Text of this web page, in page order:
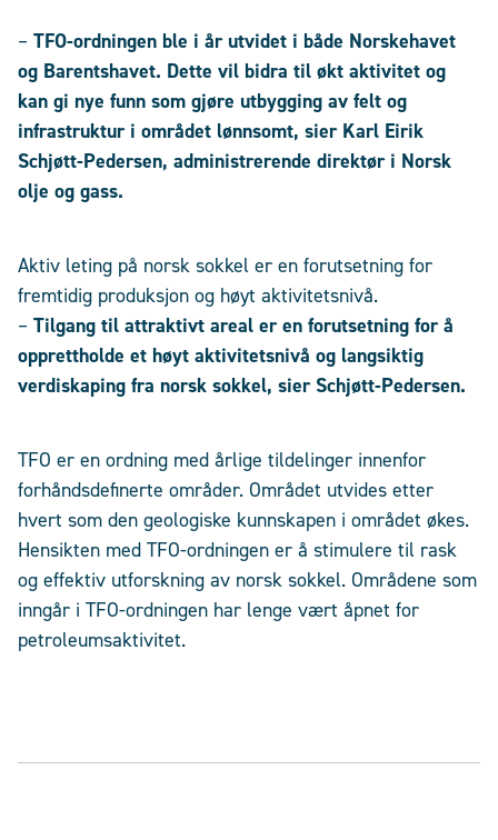
– TFO-ordningen ble i år utvidet i både Norskehavet
og Barentshavet. Dette vil bidra til økt aktivitet og
kan gi nye funn som gjøre utbygging av felt og
infrastruktur i området lønnsomt, sier Karl Eirik
Schjøtt-Pedersen, administrerende direktør i Norsk
olje og gass.
Aktiv leting på norsk sokkel er en forutsetning for
fremtidig produksjon og høyt aktivitetsnivå.
– Tilgang til attraktivt areal er en forutsetning for å
opprettholde et høyt aktivitetsnivå og langsiktig
verdiskaping fra norsk sokkel, sier Schjøtt-Pedersen.
TFO er en ordning med årlige tildelinger innenfor
forhåndsdefinerte områder. Området utvides etter
hvert som den geologiske kunnskapen i området økes.
Hensikten med TFO-ordningen er å stimulere til rask
og effektiv utforskning av norsk sokkel. Områdene som
inngår i TFO-ordningen har lenge vært åpnet for
petroleumsaktivitet.